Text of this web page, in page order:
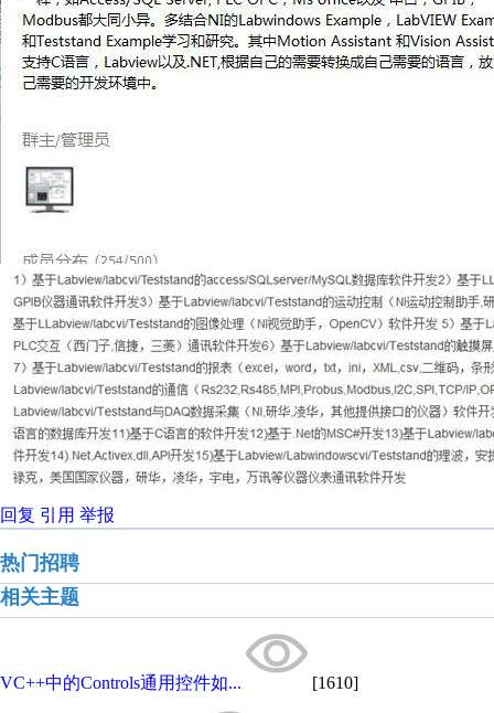
回复 引用 举报
热门招聘
相关主题
VC++中的Controls通用控件如... [1610]